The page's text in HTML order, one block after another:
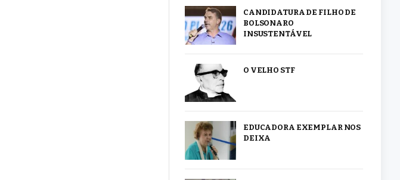
CANDIDATURA DE FILHO DE
BOLSONARO
INSUSTENTÁVEL
O VELHO STF
EDUCADORA EXEMPLAR NOS
DEIXA